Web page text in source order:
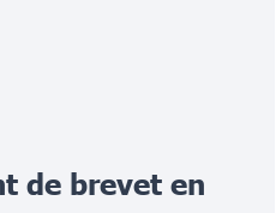
de brevet en